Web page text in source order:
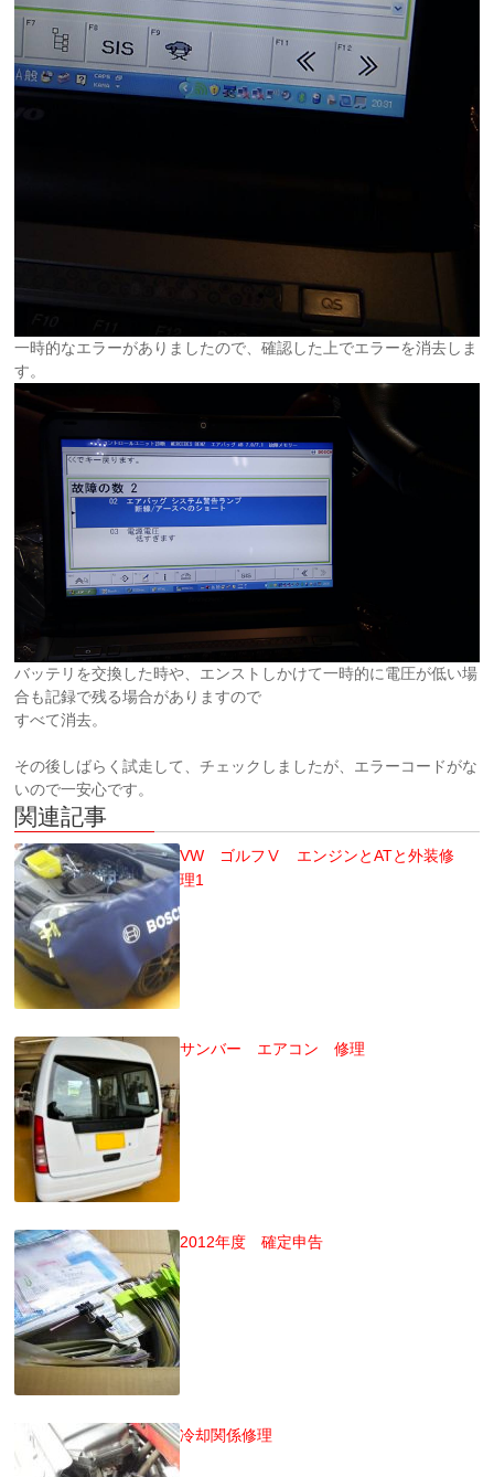
一時的なエラーがありましたので、確認した上でエラーを消去しま
す。
バッテリを交換した時や、エンストしかけて一時的に電圧が低い場
合も記録で残る場合がありますので
すべて消去。
その後しばらく試走して、チェックしましたが、エラーコードがな
いので一安心です。
関連記事
VW ゴルフⅤ エンジンとATと外装修
理1
サンバー エアコン 修理
2012年度 確定申告
冷却関係修理